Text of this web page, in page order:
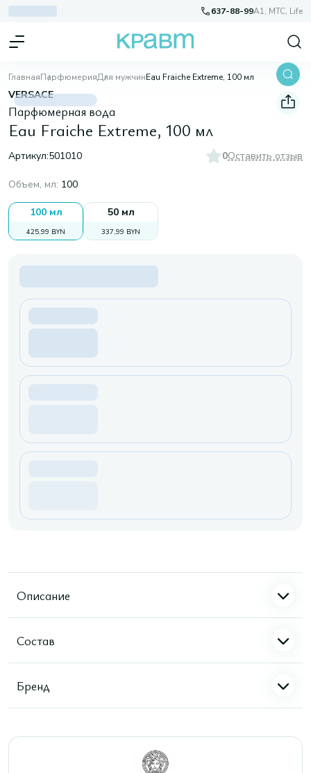
637-88-99A1, МТС, Life
ГлавнаяПарфюмерияДля мужчинEau Fraiche Extreme, 100 мл
VERSACE
Парфюмерная вода
Eau Fraiche Extreme, 100 мл
Артикул:501010 0Оставить отзыв
Объем, мл: 100
100 мл
425,99 BYN
50 мл
337,99 BYN
Описание
Состав
Бренд